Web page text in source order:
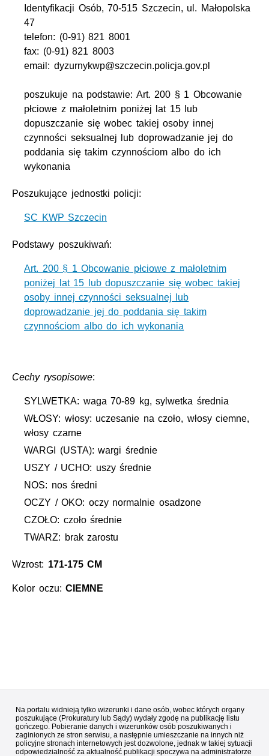
Identyfikacji Osób, 70-515 Szczecin, ul. Małopolska
47
telefon: (0-91) 821 8001
fax: (0-91) 821 8003
email: dyzurnykwp@szczecin.policja.gov.pl
poszukuje na podstawie: Art. 200 § 1 Obcowanie
płciowe z małoletnim poniżej lat 15 lub
dopuszczanie się wobec takiej osoby innej
czynności seksualnej lub doprowadzanie jej do
poddania się takim czynnościom albo do ich
wykonania
Poszukujące jednostki policji:
SC KWP Szczecin
Podstawy poszukiwań:
Art. 200 § 1 Obcowanie płciowe z małoletnim
poniżej lat 15 lub dopuszczanie się wobec takiej
osoby innej czynności seksualnej lub
doprowadzanie jej do poddania się takim
czynnościom albo do ich wykonania
Cechy rysopisowe:
SYLWETKA: waga 70-89 kg, sylwetka średnia
WŁOSY: włosy: uczesanie na czoło, włosy ciemne,
włosy czarne
WARGI (USTA): wargi średnie
USZY / UCHO: uszy średnie
NOS: nos średni
OCZY / OKO: oczy normalnie osadzone
CZOŁO: czoło średnie
TWARZ: brak zarostu
Wzrost: 171-175 CM
Kolor oczu:CIEMNE
Na portalu widnieją tylko wizerunki i dane osób, wobec których organy
poszukujące (Prokuratury lub Sądy) wydały zgodę na publikację listu
gończego. Pobieranie danych i wizerunków osób poszukiwanych i
zaginionych ze stron serwisu, a następnie umieszczanie na innych niż
policyjne stronach internetowych jest dozwolone, jednak w takiej sytuacji
odpowiedzialność za aktualność publikacji spoczywa na administratorze